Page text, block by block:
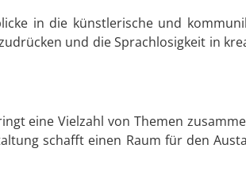
in die künstlerische und
und die Sprachlosigkeit in
eine Vielzahl von Themen
schafft einen Raum für den